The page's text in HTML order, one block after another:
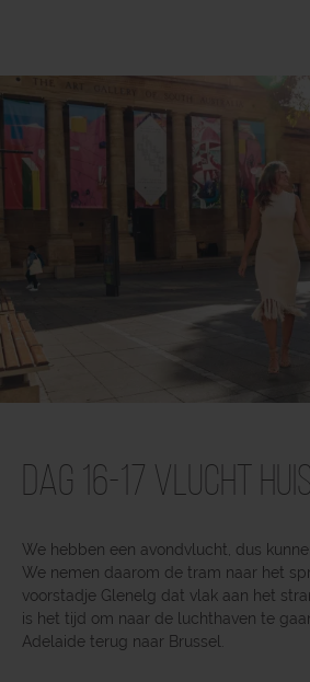
Dag 16-17 Vlucht
We hebben een avondvlucht, dus
We nemen daarom de tram naar het
voorstadje Glenelg dat vlak aan het
is het tijd om naar de luchthaven te
Adelaide terug naar Brussel.